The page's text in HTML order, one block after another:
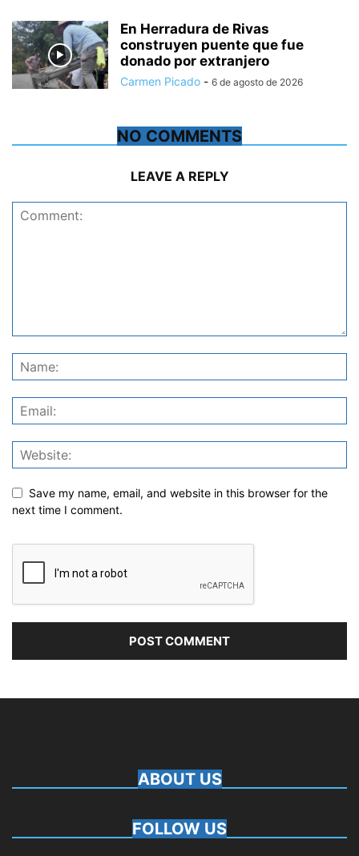
En Herradura de Rivas
construyen puente que fue
donado por extranjero
Carmen Picado - 6 de agosto de 2026
NO COMMENTS
LEAVE A REPLY
Save my name, email, and website in this browser for the
next time I comment.
ABOUT US
FOLLOW US